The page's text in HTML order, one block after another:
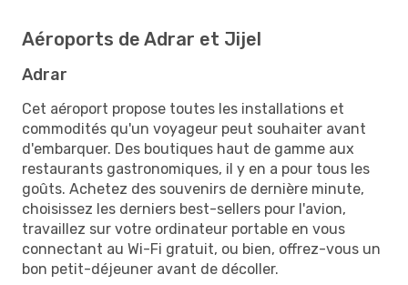
Aéroports de Adrar et Jijel
Adrar
Cet aéroport propose toutes les installations et
commodités qu'un voyageur peut souhaiter avant
d'embarquer. Des boutiques haut de gamme aux
restaurants gastronomiques, il y en a pour tous les
goûts. Achetez des souvenirs de dernière minute,
choisissez les derniers best-sellers pour l'avion,
travaillez sur votre ordinateur portable en vous
connectant au Wi-Fi gratuit, ou bien, offrez-vous un
bon petit-déjeuner avant de décoller.